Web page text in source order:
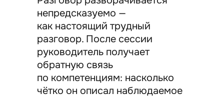
непредсказуемо —
как настоящий трудный
разговор. После сессии
руководитель получает
обратную связь
по компетенциям: насколько
чётко он описал наблюдаемое